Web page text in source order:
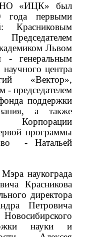
«ИЦК» был
года первыми
Красниковым
Львом
- генеральным
научного центра
«Вектор»,
председателем
поддержки
а также
Корпорации
программы
- Натальей
наукограда
Красникова
директора
Петровича
науки и